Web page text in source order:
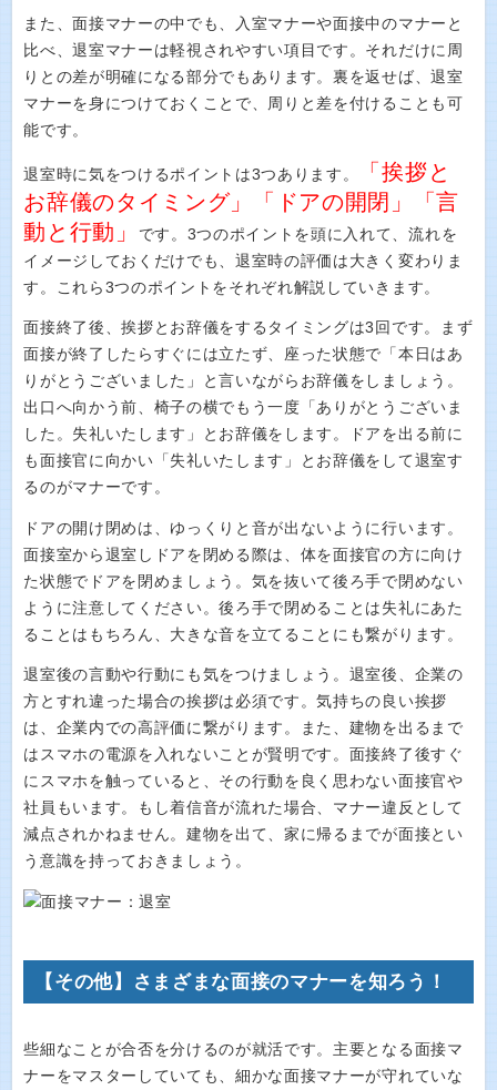
また、面接マナーの中でも、入室マナーや面接中のマナーと
比べ、退室マナーは軽視されやすい項目です。それだけに周
りとの差が明確になる部分でもあります。裏を返せば、退室
マナーを身につけておくことで、周りと差を付けることも可
能です。
退室時に気をつけるポイントは3つあります。
「挨拶と
お辞儀のタイミング」「ドアの開閉」「言
動と行動」
です。3つのポイントを頭に入れて、流れを
イメージしておくだけでも、退室時の評価は大きく変わりま
す。これら3つのポイントをそれぞれ解説していきます。
面接終了後、挨拶とお辞儀をするタイミングは3回です。まず
面接が終了したらすぐには立たず、座った状態で「本日はあ
りがとうございました」と言いながらお辞儀をしましょう。
出口へ向かう前、椅子の横でもう一度「ありがとうございま
した。失礼いたします」とお辞儀をします。ドアを出る前に
も面接官に向かい「失礼いたします」とお辞儀をして退室す
るのがマナーです。
ドアの開け閉めは、ゆっくりと音が出ないように行います。
面接室から退室しドアを閉める際は、体を面接官の方に向け
た状態でドアを閉めましょう。気を抜いて後ろ手で閉めない
ように注意してください。後ろ手で閉めることは失礼にあた
ることはもちろん、大きな音を立てることにも繋がります。
退室後の言動や行動にも気をつけましょう。退室後、企業の
方とすれ違った場合の挨拶は必須です。気持ちの良い挨拶
は、企業内での高評価に繋がります。また、建物を出るまで
はスマホの電源を入れないことが賢明です。面接終了後すぐ
にスマホを触っていると、その行動を良く思わない面接官や
社員もいます。もし着信音が流れた場合、マナー違反として
減点されかねません。建物を出て、家に帰るまでが面接とい
う意識を持っておきましょう。
【その他】さまざまな面接のマナーを知ろう！
些細なことが合否を分けるのが就活です。主要となる面接マ
ナーをマスターしていても、細かな面接マナーが守れていな